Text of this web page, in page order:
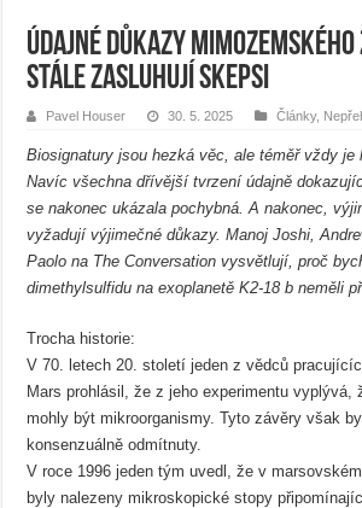
Údajné důkazy
stále zasluhují skepsi
Pavel Houser 30. 5. 2025 Články,
Biosignatury jsou hezká věc, ale téměř vždy je
Navíc všechna dřívější tvrzení údajně
se nakonec ukázala pochybná. A nakonec,
vyžadují výjimečné důkazy. Manoj Joshi,
Paolo na The Conversation vysvětlují, proč
dimethylsulfidu na exoplanetě K2-18 b neměli
Trocha historie:
V 70. letech 20. století jeden z vědců
Mars prohlásil, že z jeho experimentu vyplývá,
mohly být mikroorganismy. Tyto závěry však
konsenzuálně odmítnuty.
V roce 1996 jeden tým uvedl, že v
byly nalezeny mikroskopické stopy